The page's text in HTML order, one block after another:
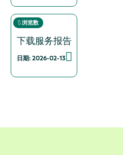
浏览数
下载服务报告
日期: 2026-02-13